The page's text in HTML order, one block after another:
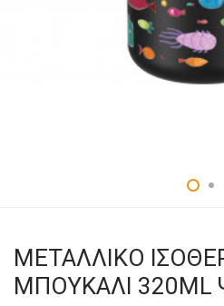
ΜΕΤΑΛΛΙΚΟ
ΜΠΟΥΚΑΛΙ 320ML